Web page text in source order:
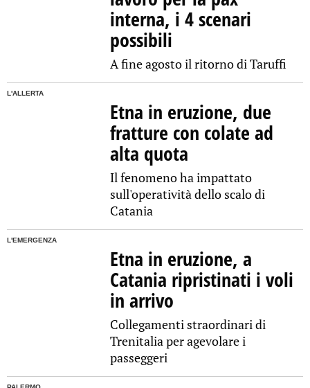
interna, i 4 scenari
possibili
A fine agosto il ritorno di Taruffi
L'ALLERTA
Etna in eruzione, due
fratture con colate ad
alta quota
Il fenomeno ha impattato
sull'operatività dello scalo di
Catania
L'EMERGENZA
Etna in eruzione, a
Catania ripristinati i voli
in arrivo
Collegamenti straordinari di
Trenitalia per agevolare i
passeggeri